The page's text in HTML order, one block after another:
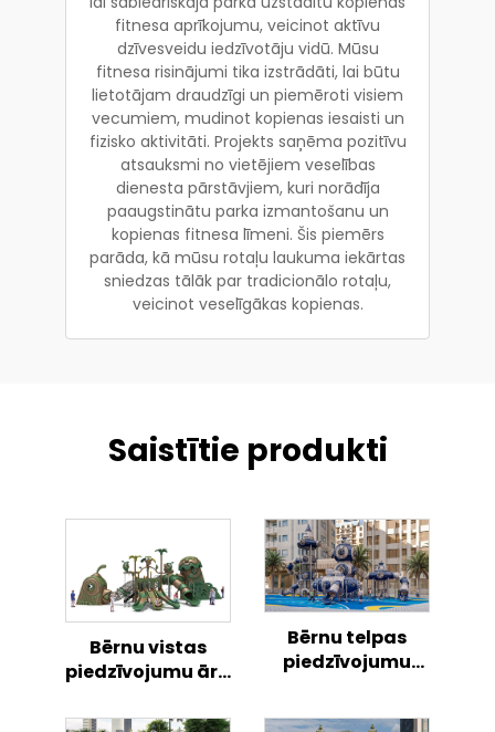
fitnesa aprīkojumu, veicinot aktīvu
dzīvesveidu iedzīvotāju vidū. Mūsu
fitnesa risinājumi tika izstrādāti, lai būtu
lietotājam draudzīgi un piemēroti visiem
vecumiem, mudinot kopienas iesaisti un
fizisko aktivitāti. Projekts saņēma pozitīvu
atsauksmi no vietējiem veselības
dienesta pārstāvjiem, kuri norādīja
paaugstinātu parka izmantošanu un
kopienas fitnesa līmeni. Šis piemērs
parāda, kā mūsu rotaļu laukuma iekārtas
sniedzas tālāk par tradicionālo rotaļu,
veicinot veselīgākas kopienas.
Saistītie produkti
Bērnu vistas
piedzīvojumu āra
Bērnu telpas
piedzīvojumu